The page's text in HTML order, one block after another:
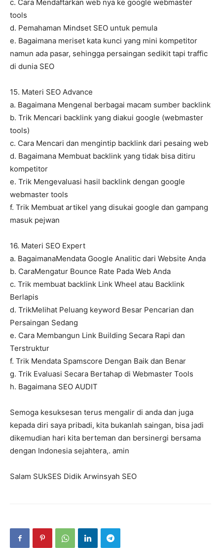
c. Cara Mendaftarkan web nya ke google webmaster
tools
d. Pemahaman Mindset SEO untuk pemula
e. Bagaimana meriset kata kunci yang mini kompetitor
namun ada pasar, sehingga persaingan sedikit tapi traffic
di dunia SEO
15. Materi SEO Advance
a. Bagaimana Mengenal berbagai macam sumber backlink
b. Trik Mencari backlink yang diakui google (webmaster
tools)
c. Cara Mencari dan mengintip backlink dari pesaing web
d. Bagaimana Membuat backlink yang tidak bisa ditiru
kompetitor
e. Trik Mengevaluasi hasil backlink dengan google
webmaster tools
f. Trik Membuat artikel yang disukai google dan gampang
masuk pejwan
16. Materi SEO Expert
a. BagaimanaMendata Google Analitic dari Website Anda
b. CaraMengatur Bounce Rate Pada Web Anda
c. Trik membuat backlink Link Wheel atau Backlink
Berlapis
d. TrikMelihat Peluang keyword Besar Pencarian dan
Persaingan Sedang
e. Cara Membangun Link Building Secara Rapi dan
Terstruktur
f. Trik Mendata Spamscore Dengan Baik dan Benar
g. Trik Evaluasi Secara Bertahap di Webmaster Tools
h. Bagaimana SEO AUDIT
Semoga kesuksesan terus mengalir di anda dan juga
kepada diri saya pribadi, kita bukanlah saingan, bisa jadi
dikemudian hari kita berteman dan bersinergi bersama
dengan Indonesia sejahtera,. amin
Salam SUkSES Didik Arwinsyah SEO